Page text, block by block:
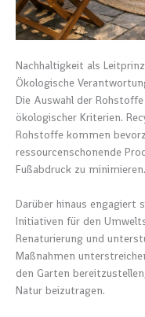
Nachhaltigkeit als
Ökologische
Die Auswahl der
ökologischer Kriterien.
Rohstoffe kommen
ressourcenschonende
Fußabdruck zu minimieren.
Darüber hinaus engagiert
Initiativen für den
Renaturierung und
Maßnahmen
den Garten
Natur beizutragen.